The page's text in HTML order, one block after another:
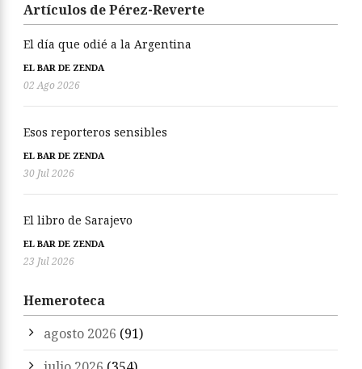
Artículos de Pérez-Reverte
El día que odié a la Argentina
EL BAR DE ZENDA
02 Ago 2026
Esos reporteros sensibles
EL BAR DE ZENDA
30 Jul 2026
El libro de Sarajevo
EL BAR DE ZENDA
23 Jul 2026
Hemeroteca
agosto 2026 (91)